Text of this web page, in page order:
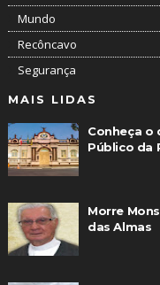
Mundo
Recôncavo
Segurança
MAIS LIDAS
Conheça o
Público da
Morre
das Almas